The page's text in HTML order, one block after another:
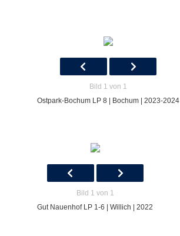
Bild 1 von 1
Ostpark-Bochum LP 8 | Bochum | 2023-2024
Bild 1 von 1
Gut Nauenhof LP 1-6 | Willich | 2022